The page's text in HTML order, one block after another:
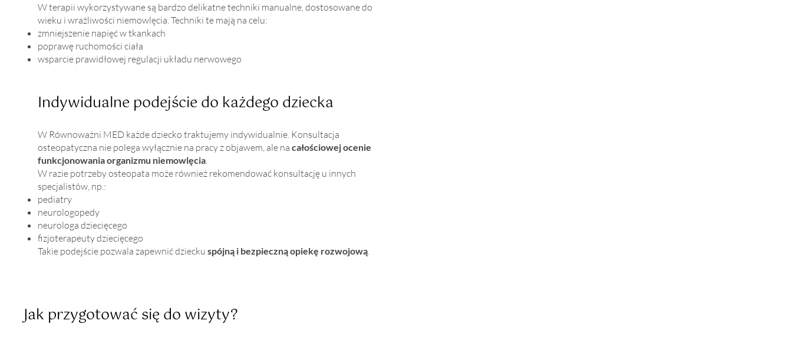
W terapii wykorzystywane są bardzo delikatne techniki manualne, dostosowane do
wieku i wrażliwości niemowlęcia. Techniki te mają na celu:
zmniejszenie napięć w tkankach
poprawę ruchomości ciała
wsparcie prawidłowej regulacji układu nerwowego
Indywidualne podejście do każdego dziecka
W Równoważni MED każde dziecko traktujemy indywidualnie. Konsultacja
osteopatyczna nie polega wyłącznie na pracy z objawem, ale na całościowej ocenie
funkcjonowania organizmu niemowlęcia
W razie potrzeby osteopata może również rekomendować konsultację u innych
specjalistów, np.:
pediatry
neurologopedy
neurologa dziecięcego
fizjoterapeuty dziecięcego
Takie podejście pozwala zapewnić dziecku spójną i bezpieczną opiekę rozwojową
Jak przygotować się do wizyty?